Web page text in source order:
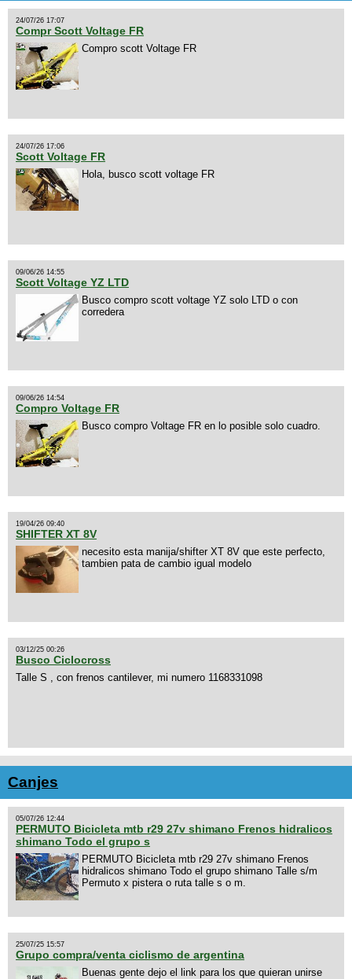
24/07/26 17:07
Compr Scott Voltage FR
Compro scott Voltage FR
24/07/26 17:06
Scott Voltage FR
Hola, busco scott voltage FR
09/06/26 14:55
Scott Voltage YZ LTD
Busco compro scott voltage YZ solo LTD o con
corredera
09/06/26 14:54
Compro Voltage FR
Busco compro Voltage FR en lo posible solo cuadro.
19/04/26 09:40
SHIFTER XT 8V
necesito esta manija/shifter XT 8V que este perfecto,
tambien pata de cambio igual modelo
03/12/25 00:26
Busco Ciclocross
Talle S , con frenos cantilever, mi numero 1168331098
Canjes
05/07/26 12:44
PERMUTO Bicicleta mtb r29 27v shimano Frenos hidralicos
shimano Todo el grupo s
PERMUTO Bicicleta mtb r29 27v shimano Frenos
hidralicos shimano Todo el grupo shimano Talle s/m
Permuto x pistera o ruta talle s o m.
25/07/25 15:57
Grupo compra/venta ciclismo de argentina
Buenas gente dejo el link para los que quieran unirse